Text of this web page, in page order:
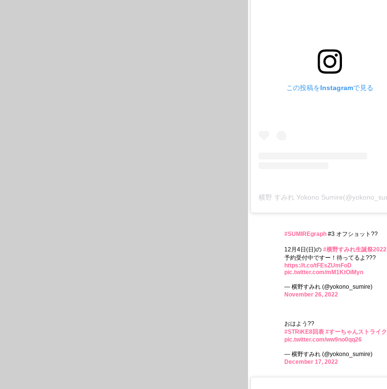
この投稿をInstagramで見る
#SUMIREgraph #3 オフショット??
12月4日(日)の #横野すみれ生誕祭2022
予約受付中ですー！待ってるよ???
https://t.co/tFEsZUmFoD
pic.twitter.com/mM1KtOiMyn
— 横野すみれ (@yokono_sumire)
November 26, 2022
おはよう??
#STRiKE8回表 #すーちゃんストライク
pic.twitter.com/ww9no0qq26
— 横野すみれ (@yokono_sumire)
December 17, 2022